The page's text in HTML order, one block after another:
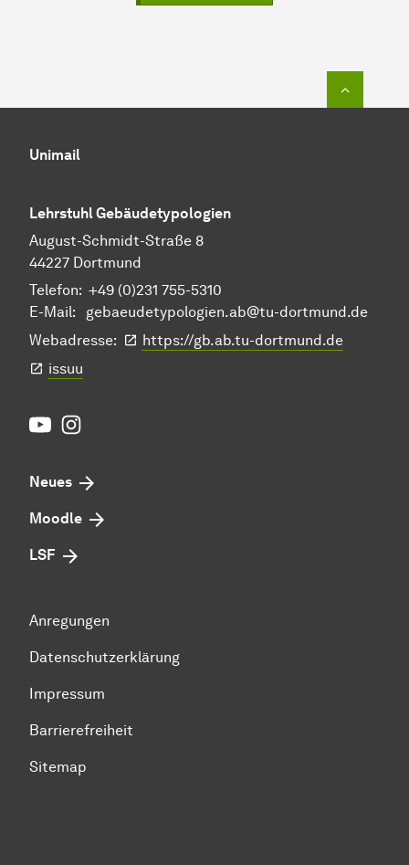
Unimail
Lehrstuhl Gebäudetypologien
August-Schmidt-Straße 8
44227 Dortmund
Telefon: +49 (0)231 755-5310
E-Mail: gebaeudetypologien.ab@tu-dortmund.de
Webadresse:
https://gb.ab.tu-dortmund.de
issuu
Youtube
Neues
Moodle
LSF
Anregungen
Datenschutzerklärung
Impressum
Barrierefreiheit
Sitemap